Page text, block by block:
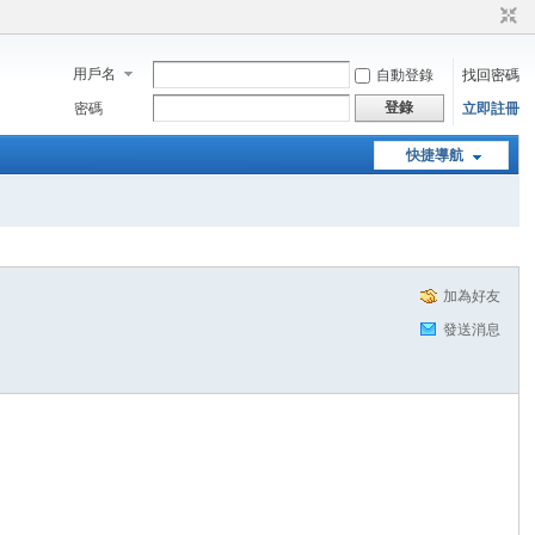
用戶名 自動登錄
找回密碼
密碼
登錄 立即註冊
快捷導航
加為好友
發送消息